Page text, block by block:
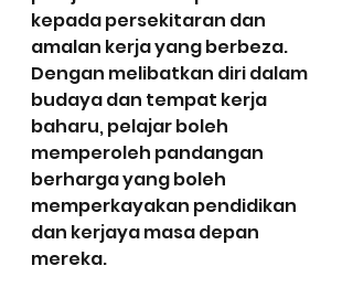
kepada persekitaran dan
amalan kerja yang berbeza.
Dengan melibatkan diri dalam
budaya dan tempat kerja
baharu, pelajar boleh
memperoleh pandangan
berharga yang boleh
memperkayakan pendidikan
dan kerjaya masa depan
mereka.